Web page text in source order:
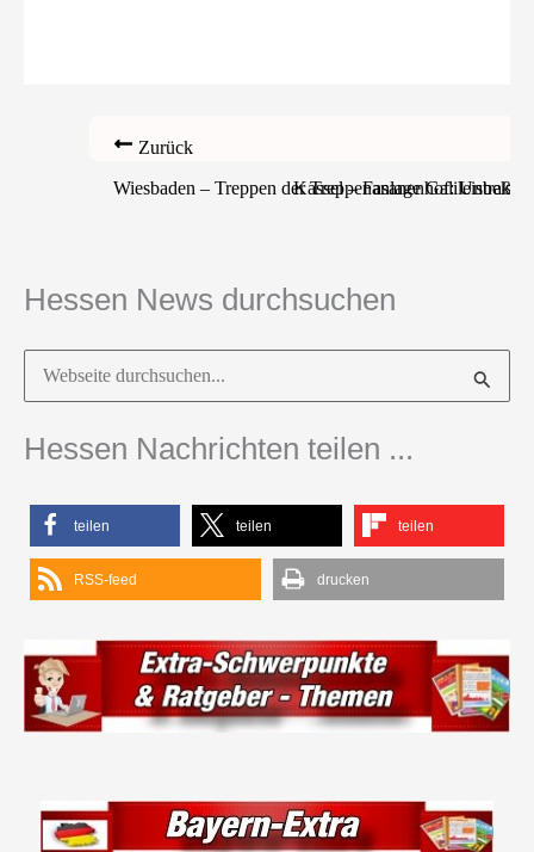
Zurück
Wiesbaden – Treppen der Treppenanlage Galileistraße/
Kassel – Fasanenhof:
Hessen News durchsuchen
Suchen
nach:
Hessen Nachrichten teilen ...
teilen teilen teilen
RSS-feed drucken